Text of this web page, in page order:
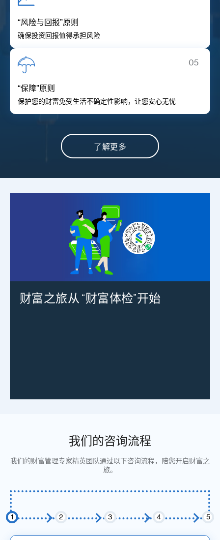
“风险与回报”原则
确保投资回报值得承担风险
05
“保障”原则
保护您的财富免受生活不确定性影响，让您安心无忧
了解更多
财富之旅从 “财富体检”开始
我们的咨询流程
我们的财富管理专家精英团队通过以下咨询流程，陪您开启财富之
旅。
1 2 3 4 5